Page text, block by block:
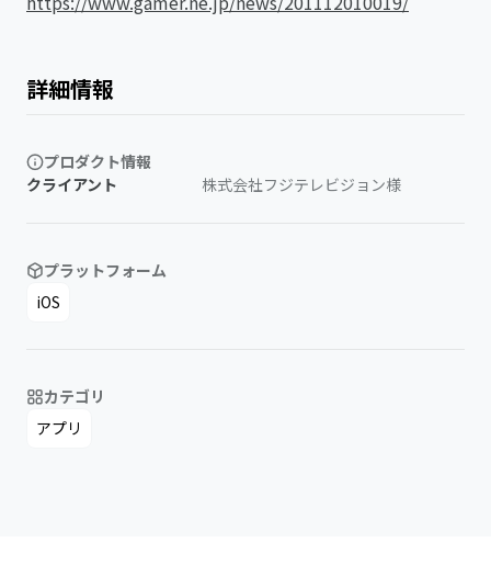
詳細情報
プロダクト情報
クライアント
株式会社フジテレビジョン様
プラットフォーム
iOS
カテゴリ
アプリ